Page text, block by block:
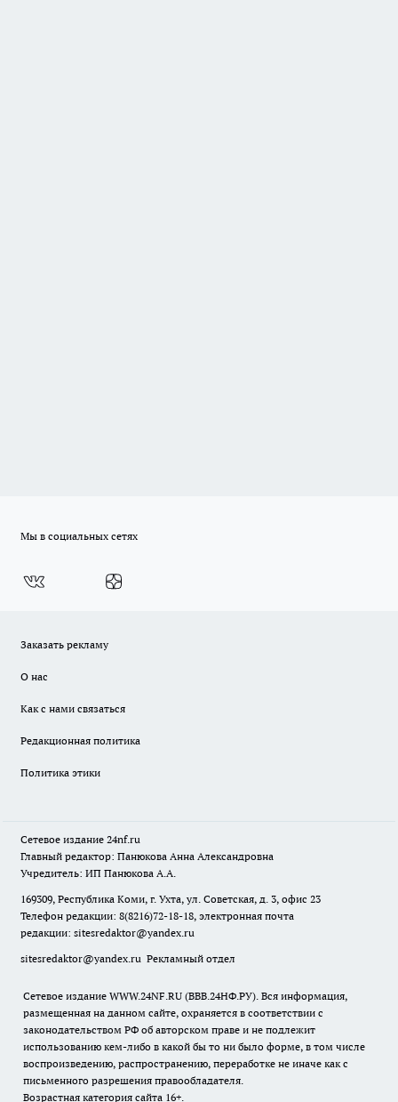
Мы в социальных сетях
Заказать рекламу
О нас
Как с нами связаться
Редакционная политика
Политика этики
Сетевое издание 24nf.ru
Главный редактор: Панюкова Анна Александровна
Учредитель: ИП Панюкова А.А.
169309, Республика Коми, г. Ухта, ул. Советская, д. 3, офис 23
Телефон редакции: 8(8216)72-18-18, электронная почта
редакции: sitesredaktor@yandex.ru
sitesredaktor@yandex.ru Рекламный отдел
Сетевое издание WWW.24NF.RU (ВВВ.24НФ.РУ). Вся информация,
размещенная на данном сайте, охраняется в соответствии с
законодательством РФ об авторском праве и не подлежит
использованию кем-либо в какой бы то ни было форме, в том числе
воспроизведению, распространению, переработке не иначе как с
письменного разрешения правообладателя.
Возрастная категория сайта 16+.